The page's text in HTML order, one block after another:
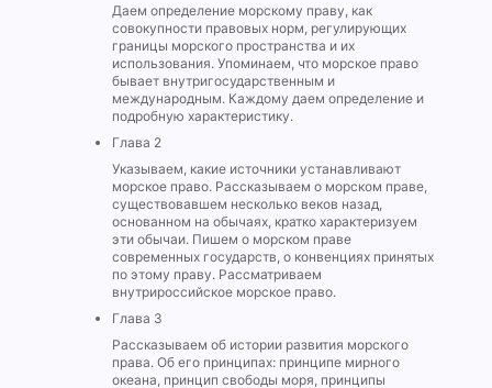
Даем определение морскому праву, как
совокупности правовых норм, регулирующих
границы морского пространства и их
использования. Упоминаем, что морское право
бывает внутригосударственным и
международным. Каждому даем определение и
подробную характеристику.
Глава 2
Указываем, какие источники устанавливают
морское право. Рассказываем о морском праве,
существовавшем несколько веков назад,
основанном на обычаях, кратко характеризуем
эти обычаи. Пишем о морском праве
современных государств, о конвенциях принятых
по этому праву. Рассматриваем
внутрироссийское морское право.
Глава 3
Рассказываем об истории развития морского
права. Об его принципах: принципе мирного
океана, принцип свободы моря, принципы